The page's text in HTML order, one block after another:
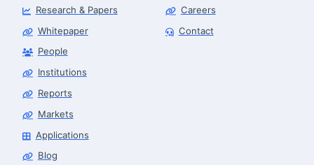
Research & Papers
Whitepaper
People
Institutions
Reports
Markets
Applications
Blog
Careers
Contact
Robotics Advisor